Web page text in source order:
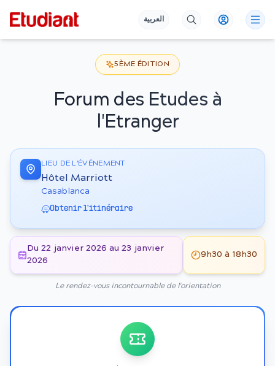
العربية
5ÈME ÉDITION
Forum des Etudes à
l'Etranger
LIEU DE L'ÉVÉNEMENT
Hôtel Marriott
Casablanca
Obtenir l'itinéraire
Du 22 janvier 2026 au 23 janvier
2026
9h30 à 18h30
Le rendez-vous incontournable de l'orientation